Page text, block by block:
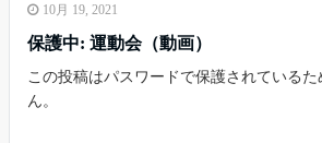
10月 19, 2021
保護中: 運動会（動画）
この投稿はパスワードで保護されている
ん。